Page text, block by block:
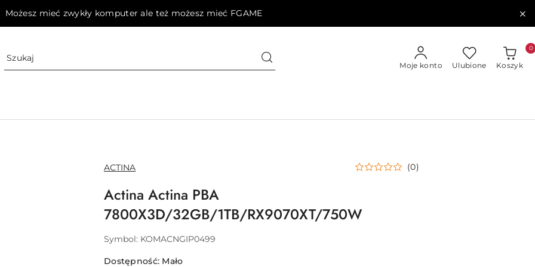
Możesz mieć zwykły komputer ale też możesz mieć FGAME
Moje konto Ulubione Koszyk
0
NAZWA
PRODUCENTA:
ACTINA (0)
Actina Actina PBA
7800X3D/32GB/1TB/RX9070XT/750W
Symbol: KOMACNGIP0499
Dostępność: Mało